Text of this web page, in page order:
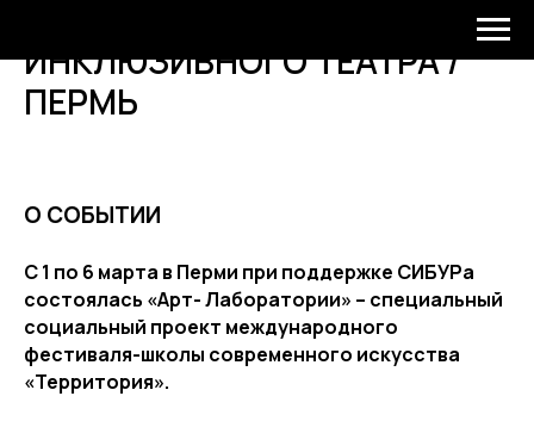
ИНКЛЮЗИВНОГО ТЕАТРА /
ПЕРМЬ
О СОБЫТИИ
С 1 по 6 марта в Перми при поддержке СИБУРа
состоялась «Арт- Лаборатории» – специальный
социальный проект международного
фестиваля-школы современного искусства
«Территория».